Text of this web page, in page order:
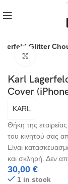
Glitter
Karl
Cover
KARL
Θήκη της
του κινητού σας
Είναι
και σκληρή. Δεν
30,00€
1 in stock